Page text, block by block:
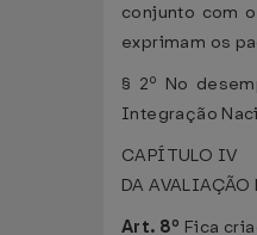
conjunto com
exprimam os
§ 2º No
Integração
CAPÍTULO IV
DA AVALIAÇÃO
Art. 8º Fica